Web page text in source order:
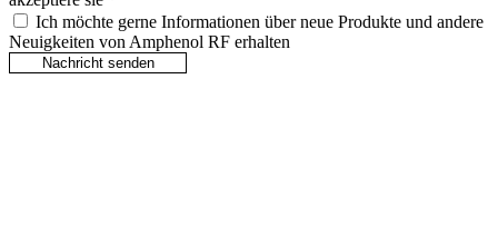
Ich möchte gerne Informationen über neue Produkte und andere
Neuigkeiten von Amphenol RF erhalten